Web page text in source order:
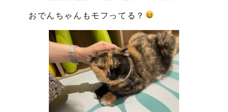
おでんちゃんもモフってる？